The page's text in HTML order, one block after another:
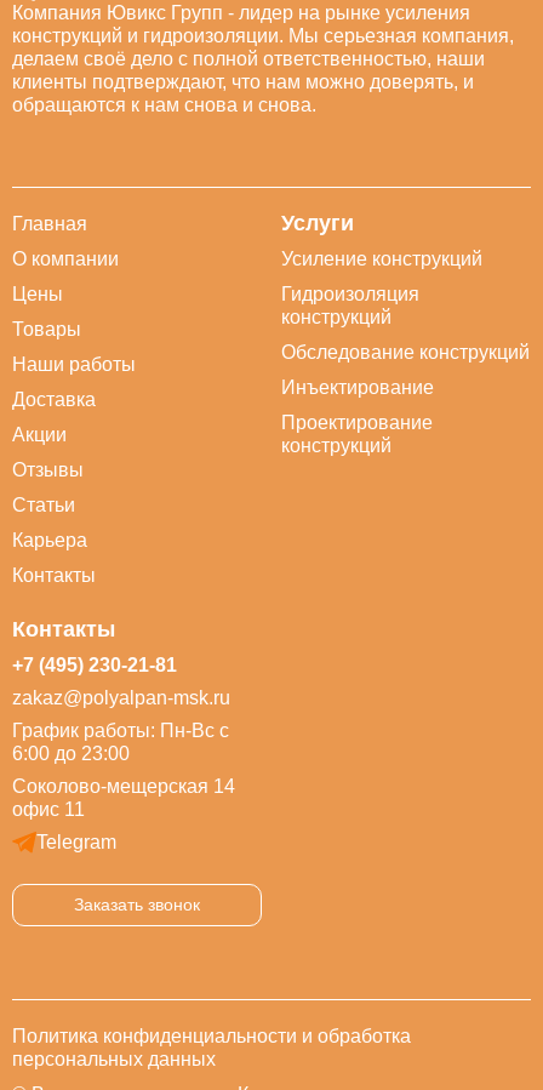
Компания Ювикс Групп - лидер на рынке усиления
конструкций и гидроизоляции. Мы серьезная компания,
делаем своё дело с полной ответственностью, наши
клиенты подтверждают, что нам можно доверять, и
обращаются к нам снова и снова.
Главная
О компании
Цены
Товары
Наши работы
Доставка
Акции
Отзывы
Статьи
Карьера
Контакты
Услуги
Усиление конструкций
Гидроизоляция
конструкций
Обследование конструкций
Инъектирование
Проектирование
конструкций
Контакты
+7 (495) 230-21-81
zakaz@polyalpan-msk.ru
График работы: Пн-Вс с
6:00 до 23:00
Соколово-мещерская 14
офис 11
Telegram
Заказать звонок
Политика конфиденциальности и обработка
персональных данных